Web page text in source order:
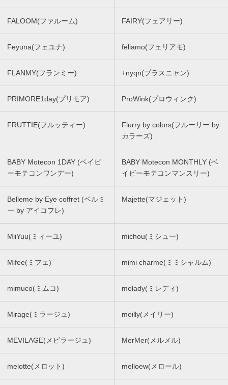
FALOOM(ファルーム) FAIRY(フェアリー)
Feyuna(フェユナ) feliamo(フェリアモ)
FLANMY(フランミー) +nyqn(プラスニャン)
PRIMORE1day(プリモア) ProWink(プロウィンク)
FRUTTIE(フルッティー)
Flurry by colors(フルーリー by
カラーズ)
BABY Motecon 1DAY (ベイビ
ーモテコンワンデー)
BABY Motecon MONTHLY (ベ
イビーモテコンマンスリー)
Belleme by Eye coffret (ベルミ
ー by アイコフレ)
Majette(マジェット)
MiiYuu(ミィーユ) michou(ミシュー)
Mifee(ミフェ) mimi charme(ミミシャルム)
mimuco(ミムコ) melady(ミレディ)
Mirage(ミラージュ) meilly(メイリー)
MEVILAGE(メビラージュ) MerMer(メルメル)
melotte(メロット) melloew(メロール)